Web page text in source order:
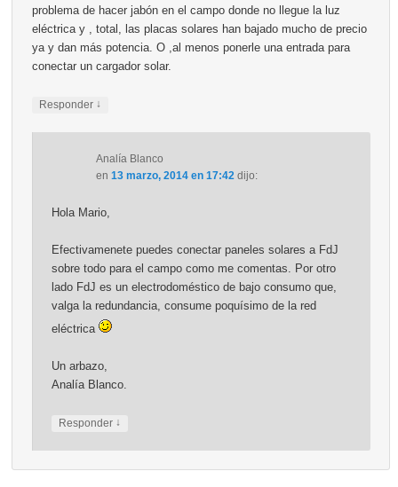
problema de hacer jabón en el campo donde no llegue la luz
eléctrica y , total, las placas solares han bajado mucho de precio
ya y dan más potencia. O ,al menos ponerle una entrada para
conectar un cargador solar.
Responder ↓
Analía Blanco
en 13 marzo, 2014 en 17:42 dijo:
Hola Mario,
Efectivamenete puedes conectar paneles solares a FdJ
sobre todo para el campo como me comentas. Por otro
lado FdJ es un electrodoméstico de bajo consumo que,
valga la redundancia, consume poquísimo de la red
eléctrica
Un arbazo,
Analía Blanco.
Responder ↓